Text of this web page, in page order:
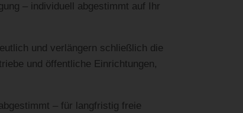
– individuell abgestimmt auf Ihr
und verlängern schließlich die
und öffentliche Einrichtungen,
– für langfristig freie